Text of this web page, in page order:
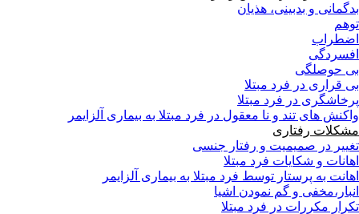
بدگمانی و بدبینی، هذیان
توهم
اضطراب
افسردگی
بی حوصلگی
بی قراری در فرد مبتلا
پرخاشگری در فرد مبتلا
واکنش های تند و نا معقول در فرد مبتلا به بیماری آلزایمر
مشکلات رفتاری
تغییر در صمیمیت و رفتار جنسی
اهانات و شکایات فرد مبتلا
اهانت به پرستار توسط فرد مبتلا به بیماری آلزایمر
انبار،مخفی و گم نمودن اشیا
تکرار مکررات در فرد مبتلا